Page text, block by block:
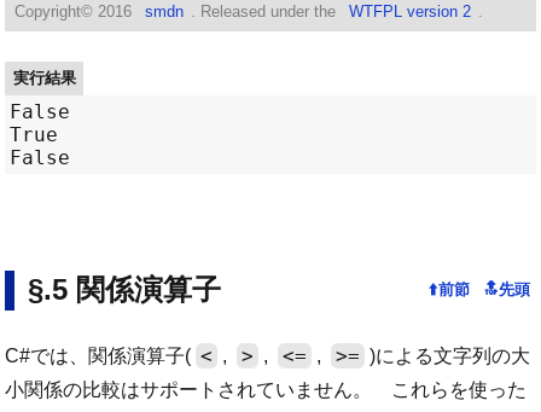
Copyright© 2016 smdn . Released under the WTFPL version 2
実行結果
False
True
関係演算子
C#では、関係演算子( < , > , <= , >= )による文字列の大
小関係の比較はサポートされていません。 これらを使った